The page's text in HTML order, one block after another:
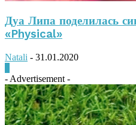
Дуа Липа поделилась
«Physical»
Natali - 31.01.2020
- Advertisement -